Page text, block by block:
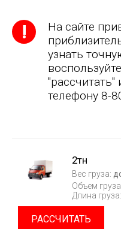
На сайте
узнать
"рассчитать"
телефону 8-
2тн
Вес груза:
Объем
Длина груза:
РАССЧИТАТЬ